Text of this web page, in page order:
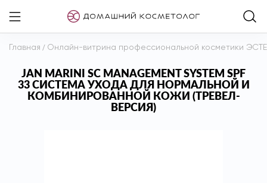
Главная / Онлайн-витрина профессиональной косметики
JAN MARINI SC MANAGEMENT SYSTEM SPF
33 СИСТЕМА УХОДА ДЛЯ НОРМАЛЬНОЙ И
КОМБИНИРОВАННОЙ КОЖИ (ТРЕВЕЛ-
ВЕРСИЯ)